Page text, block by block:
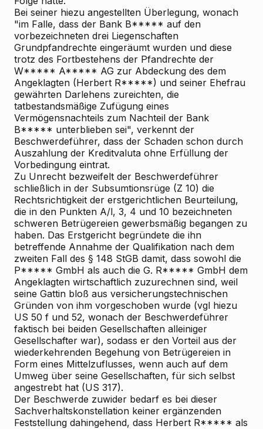
Bei seiner hiezu angestellten Überlegung, wonach
"im Falle, dass der Bank B***** auf den
vorbezeichneten drei Liegenschaften
Grundpfandrechte eingeräumt wurden und diese
trotz des Fortbestehens der Pfandrechte der
W***** A***** AG zur Abdeckung des dem
Angeklagten (Herbert R*****) und seiner Ehefrau
gewährten Darlehens zureichten, die
tatbestandsmäßige Zufügung eines
Vermögensnachteils zum Nachteil der Bank
B***** unterblieben sei", verkennt der
Beschwerdeführer, dass der Schaden schon durch
Auszahlung der Kreditvaluta ohne Erfüllung der
Vorbedingung eintrat.
Zu Unrecht bezweifelt der Beschwerdeführer
schließlich in der Subsumtionsrüge (Z 10) die
Rechtsrichtigkeit der erstgerichtlichen Beurteilung,
die in den Punkten A/l, 3, 4 und 10 bezeichneten
schweren Betrügereien gewerbsmäßig begangen zu
haben. Das Erstgericht begründete die ihn
betreffende Annahme der Qualifikation nach dem
zweiten Fall des § 148 StGB damit, dass sowohl die
P***** GmbH als auch die G. R***** GmbH dem
Angeklagten wirtschaftlich zuzurechnen sind, weil
seine Gattin bloß aus versicherungstechnischen
Gründen von ihm vorgeschoben wurde (vgl hiezu
US 50 f und 52, wonach der Beschwerdeführer
faktisch bei beiden Gesellschaften alleiniger
Gesellschafter war), sodass er den Vorteil aus der
wiederkehrenden Begehung von Betrügereien in
Form eines Mittelzuflusses, wenn auch auf dem
Umweg über seine Gesellschaften, für sich selbst
angestrebt hat (US 317).
Der Beschwerde zuwider bedarf es bei dieser
Sachverhaltskonstellation keiner ergänzenden
Feststellung dahingehend, dass Herbert R***** als